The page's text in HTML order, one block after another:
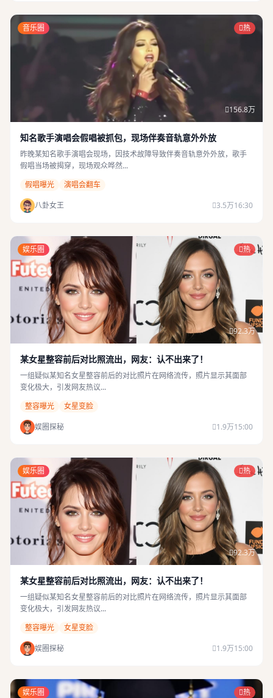
音乐圈 热
156.8万
知名歌手演唱会假唱被抓包，现场伴奏音轨意外外放
昨晚某知名歌手演唱会现场，因技术故障导致伴奏音轨意外外放，歌手
假唱当场被揭穿，现场观众哗然...
假唱曝光
演唱会翻车
八卦女王
3.5万16:30
娱乐圈 热
92.3万
某女星整容前后对比照流出，网友：认不出来了！
一组疑似某知名女星整容前后的对比照片在网络流传，照片显示其面部
变化极大，引发网友热议...
整容曝光
女星变脸
娱圈探秘
1.9万15:00
娱乐圈 热
92.3万
某女星整容前后对比照流出，网友：认不出来了！
一组疑似某知名女星整容前后的对比照片在网络流传，照片显示其面部
变化极大，引发网友热议...
整容曝光
女星变脸
娱圈探秘
1.9万15:00
娱乐圈 热